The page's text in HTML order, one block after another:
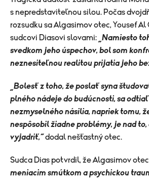
s nepredstaviteľnou silou. Počas
rozsudku sa Algasimov otec, Yousef
sudcovi Diasovi slovami:
„Namiesto
svedkom jeho úspechov, bol som
neznesiteľnou realitou prijatia jeho
„Bolesť z toho, že poslať syna
plného nádeje do budúcnosti, sa
nezmyselného násilia, napriek tomu,
nespôsobil žiadne problémy, je nad to,
vyjadriť,“dodal nešťastný otec.
Sudca Dias potvrdil, že Algasimov otec
meniacim smútkom a psychickou